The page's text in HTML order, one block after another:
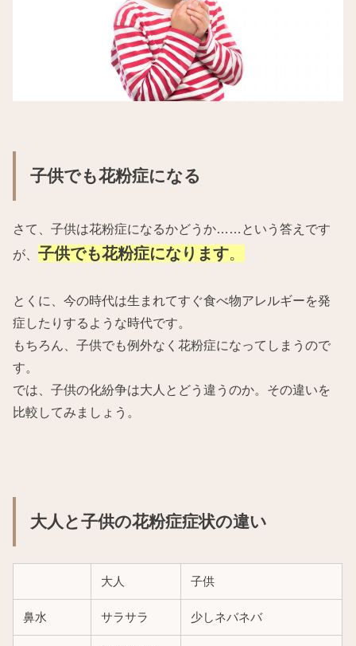
子供でも花粉症になる
さて、子供は花粉症になるかどうか……という答えです
が、子供でも花粉症になります。
とくに、今の時代は生まれてすぐ食べ物アレルギーを発
症したりするような時代です。
もちろん、子供でも例外なく花粉症になってしまうので
す。
では、子供の化紛争は大人とどう違うのか。その違いを
比較してみましょう。
大人と子供の花粉症症状の違い
大人 子供
鼻水 サラサラ 少しネバネバ